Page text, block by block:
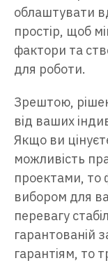
облаштувати
простір, щоб
фактори та
для роботи.
Зрештою,
від ваших
Якщо ви
можливість
проектами, то
вибором для
перевагу
гарантованій
гарантіям, то